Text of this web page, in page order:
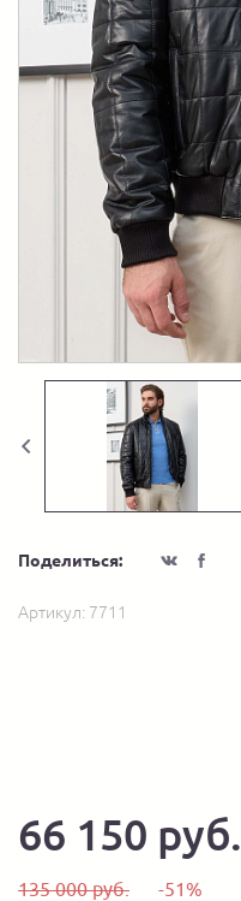
Поделиться:
Артикул: 7711
66 150 руб.
135 000 руб. -51%